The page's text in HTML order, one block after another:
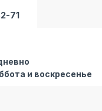
71
и воскресенье